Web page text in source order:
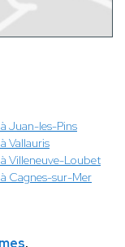
Juan-les-Pins
Vallauris
Villeneuve-Loubet
Cagnes-sur-Mer